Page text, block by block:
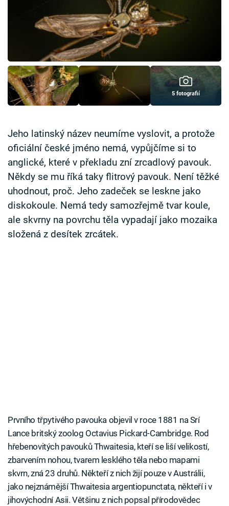
Časopis
Sledujte prima+
Přihlášení
5 fotografií
Jeho latinský název neumíme vyslovit, a protože
oficiální české jméno nemá, vypůjčíme si to
anglické, které v překladu zní zrcadlový pavouk.
Někdy se mu říká taky flitrový pavouk. Není těžké
uhodnout, proč. Jeho zadeček se leskne jako
diskokoule. Nemá tedy samozřejmě tvar koule,
ale skvrny na povrchu těla vypadají jako mozaika
složená z desítek zrcátek.
Prvního třpytivého pavouka objevil v roce 1881 na Srí
Lance britský zoolog Octavius ​​Pickard-Cambridge. Rod
hřebenovitých pavouků Thwaitesia, kteří se liší velikostí,
zbarvením nohou, tvarem lesklého těla nebo mapami
skvrn, zná 23 druhů. Někteří z nich žijí pouze v Austrálii,
jako nejznámější Thwaitesia argentiopunctata, někteří i v
jihovýchodní Asii. Většinu z nich popsal přírodovědec